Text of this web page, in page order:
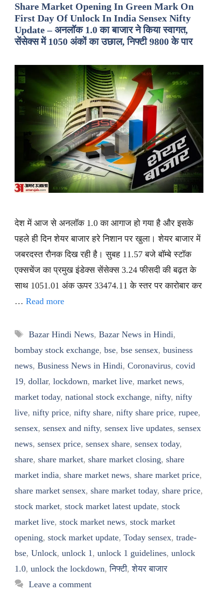
Share Market Opening In Green Mark On
First Day Of Unlock In India Sensex Nifty
Update – अनलॉक 1.0 का बाजार ने किया स्वागत,
सेंसेक्स में 1050 अंकों का उछाल, निफ्टी 9800 के पार
देश में आज से अनलॉक 1.0 का आगाज हो गया है और इसके
पहले ही दिन शेयर बाजार हरे निशान पर खुला। शेयर बाजार में
जबरदस्त रौनक दिख रही है। सुबह 11.57 बजे बॉम्बे स्टॉक
एक्सचेंज का प्रमुख इंडेक्स सेंसेक्स 3.24 फीसदी की बढ़त के
साथ 1051.01 अंक ऊपर 33474.11 के स्तर पर कारोबार कर
… Read more
Tags
Bazar Hindi News, Bazar News in Hindi,
bombay stock exchange, bse, bse sensex, business
news, Business News in Hindi, Coronavirus, covid
19, dollar, lockdown, market live, market news,
market today, national stock exchange, nifty, nifty
live, nifty price, nifty share, nifty share price, rupee,
sensex, sensex and nifty, sensex live updates, sensex
news, sensex price, sensex share, sensex today,
share, share market, share market closing, share
market india, share market news, share market price,
share market sensex, share market today, share price,
stock market, stock market latest update, stock
market live, stock market news, stock market
opening, stock market update, Today sensex, trade-
bse, Unlock, unlock 1 , unlock 1 guidelines, unlock
1.0, unlock the lockdown,निफ्टी,शेयर बाजार
Leave a comment